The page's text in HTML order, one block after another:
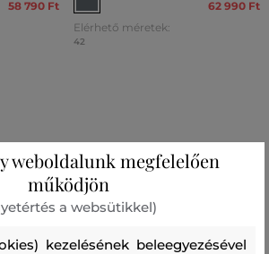
58 790 Ft
62 990 Ft
Elérhető méretek:
42
weboldalunk megfelelően
működjön
a websütikkel)
kezelésének beleegyezésével